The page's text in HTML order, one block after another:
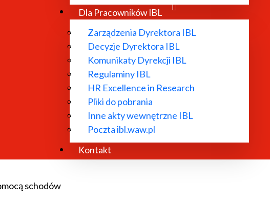
Dla Pracowników IBL
Zarządzenia Dyrektora IBL
Decyzje Dyrektora IBL
Komunikaty Dyrekcji IBL
Regulaminy IBL
HR Excellence in Research
Pliki do pobrania
Inne akty wewnętrzne IBL
Poczta ibl.waw.pl
Kontakt
dla osób niepełnosprawnych.
Pałacu Staszica od strony ul. Świętokrzyskiej oraz od ul.
schodów